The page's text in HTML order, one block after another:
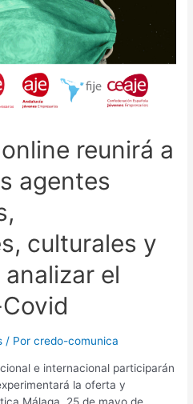
reunirá a
agentes
culturales y
el
/ Porcredo-comunica
e internacional participarán
la oferta y
Málaga, 25 de mayo de